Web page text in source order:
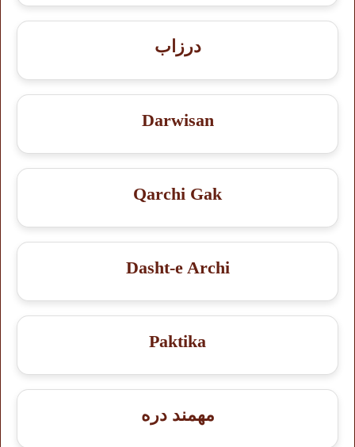
درزاب
Darwisan
Qarchi Gak
Dasht-e Archi
Paktika
مهمند دره